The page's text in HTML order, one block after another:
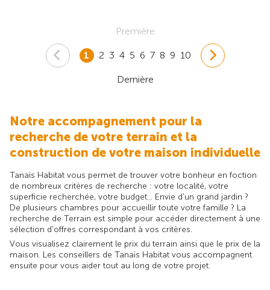
Première
1 2 3 4 5 6 7 8 9 10
Dernière
Notre accompagnement pour la
recherche de votre terrain et la
construction de votre maison individuelle
Tanaïs Habitat vous permet de trouver votre bonheur en foction
de nombreux critères de recherche : votre localité, votre
superficie recherchée, votre budget... Envie d'un grand jardin ?
De plusieurs chambres pour accueillir toute votre famille ? La
recherche de Terrain est simple pour accéder directement à une
sélection d'offres correspondant à vos critères.
Vous visualisez clairement le prix du terrain ainsi que le prix de la
maison. Les conseillers de Tanaïs Habitat vous accompagnent
ensuite pour vous aider tout au long de votre projet.